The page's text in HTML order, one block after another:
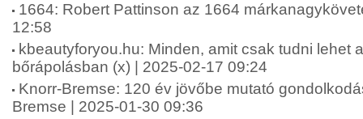
1664: Robert Pattinson az 1664
12:58
kbeautyforyou.hu: Minden, amit csak tudni lehet
bőrápolásban (x) | 2025-02-17 09:24
Knorr-Bremse: 120 év jövőbe mutató
Bremse | 2025-01-30 09:36